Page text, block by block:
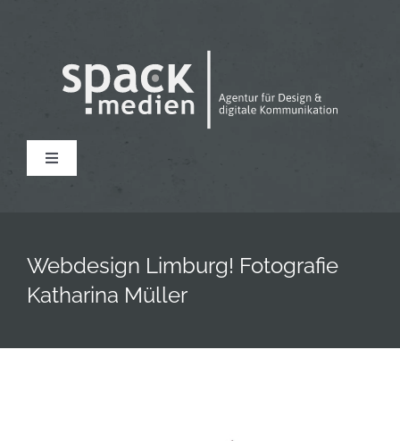
Toggle
News
Webdesign Limburg! Fotografie
Katharina Müller